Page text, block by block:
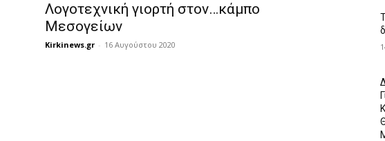
Λογοτεχνική γιορτή στον…κάμπο
Μεσογείων
Kirkinews.gr - 16 Αυγούστου 2020